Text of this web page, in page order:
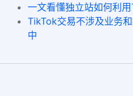
一文看懂独立站如何利
TikTok交易不涉及业务
中